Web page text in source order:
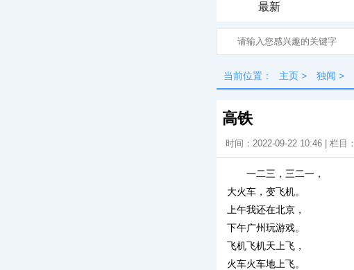
最新
当前位置： 主页 > 独闻 >
高铁
时间：2022-09-22 10:46 | 栏目：
一二三，三二一，
大火车，变飞机。
上午我还在北京，
下午广州玩游戏。
飞机飞机天上飞，
火车火车地上飞。